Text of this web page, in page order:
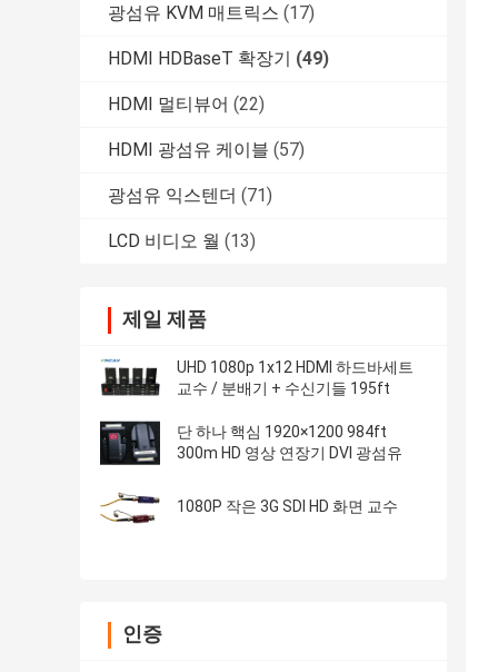
광섬유 KVM 매트릭스 (17)
HDMI HDBaseT 확장기 (49)
HDMI 멀티뷰어 (22)
HDMI 광섬유 케이블 (57)
광섬유 익스텐더 (71)
LCD 비디오 월 (13)
제일 제품
UHD 1080p 1x12 HDMI 하드바세트
교수 / 분배기 + 수신기들 195ft
단 하나 핵심 1920×1200 984ft
300m HD 영상 연장기 DVI 광섬유
1080P 작은 3G SDI HD 화면 교수
인증